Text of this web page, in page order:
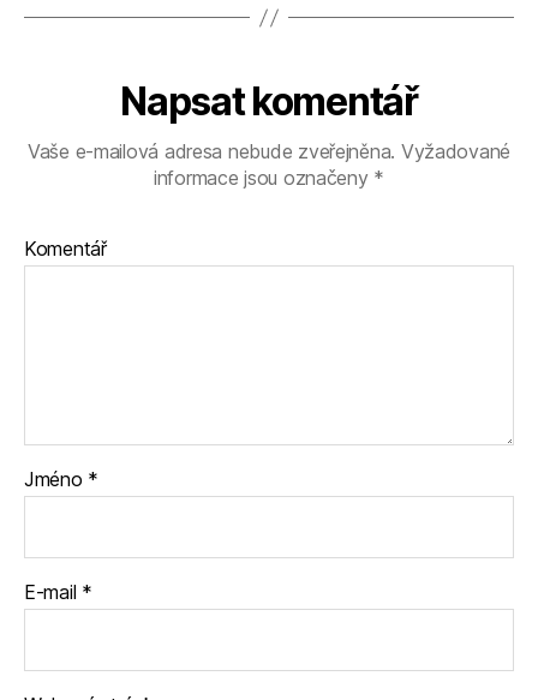
Napsat komentář
Vaše e-mailová adresa nebude zveřejněna. Vyžadované
informace jsou označeny *
Komentář
Jméno *
E-mail *